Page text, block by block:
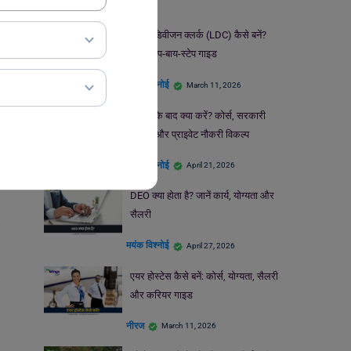
लोअर डिवीजन क्लर्क (LDC) कैसे बनें?
जानें स्टेप-बाय-स्टेप गाइड
मयंक विश्नोई March 11, 2026
बीकॉम के बाद क्या करें? कोर्स, सरकारी
नौकरी और प्राइवेट नौकरी विकल्प
मयंक विश्नोई April 21, 2026
DEO क्या होता है? जानें कार्य, योग्यता और
सैलरी
मयंक विश्नोई April 27, 2026
एयर होस्टेस कैसे बनें: कोर्स, योग्यता, सैलरी
और करियर गाइड
नीरज March 11, 2026